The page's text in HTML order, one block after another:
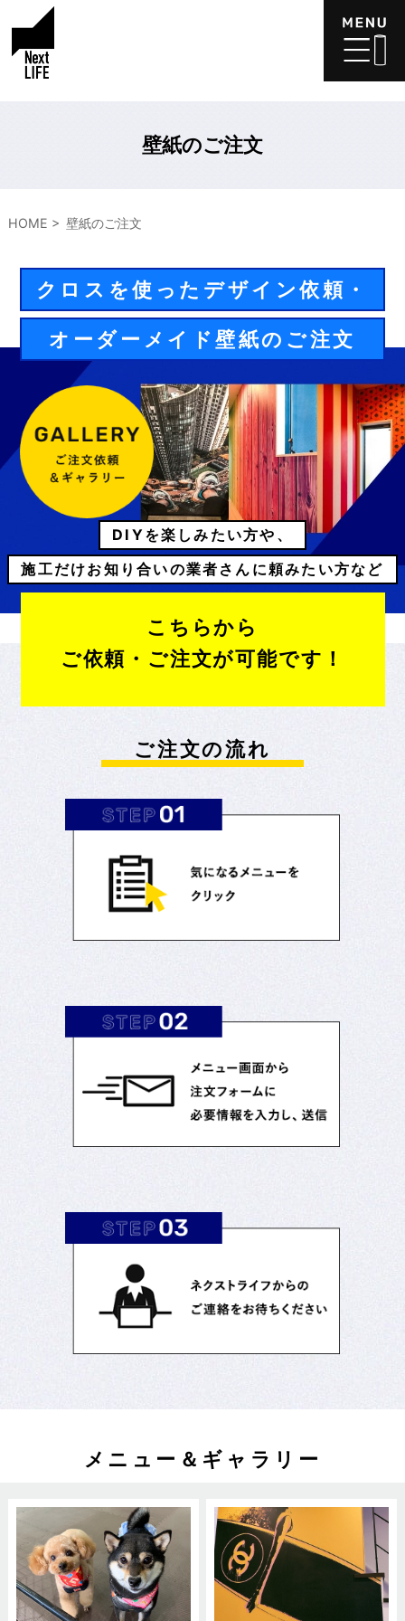
壁紙のご注文
HOME 壁紙のご注文
クロスを使ったデザイン依頼・
オーダーメイド壁紙のご注文
DIYを楽しみたい方や、
施工だけお知り合いの業者さんに頼みたい方など
こちらから
ご依頼・ご注文が可能です！
ご注文の流れ
メニュー＆ギャラリー